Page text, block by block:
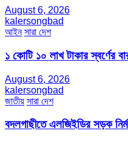
August 6, 2026
kalersongbad
আইন সারা দেশ
১ কোটি ১০ লাখ টাকার স্বর্ণের
August 6, 2026
kalersongbad
জাতীয় সারা দেশ
বদলগাছীতে এলজিইডির সড়ক